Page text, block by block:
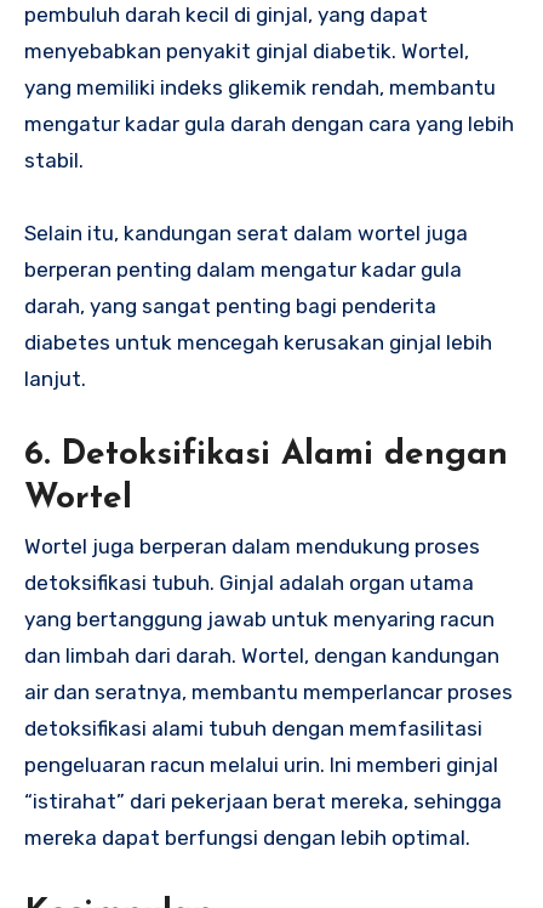
pembuluh darah kecil di ginjal, yang dapat
menyebabkan penyakit ginjal diabetik. Wortel,
yang memiliki indeks glikemik rendah, membantu
mengatur kadar gula darah dengan cara yang lebih
stabil.
Selain itu, kandungan serat dalam wortel juga
berperan penting dalam mengatur kadar gula
darah, yang sangat penting bagi penderita
diabetes untuk mencegah kerusakan ginjal lebih
lanjut.
6. Detoksifikasi Alami dengan
Wortel
Wortel juga berperan dalam mendukung proses
detoksifikasi tubuh. Ginjal adalah organ utama
yang bertanggung jawab untuk menyaring racun
dan limbah dari darah. Wortel, dengan kandungan
air dan seratnya, membantu memperlancar proses
detoksifikasi alami tubuh dengan memfasilitasi
pengeluaran racun melalui urin. Ini memberi ginjal
“istirahat” dari pekerjaan berat mereka, sehingga
mereka dapat berfungsi dengan lebih optimal.